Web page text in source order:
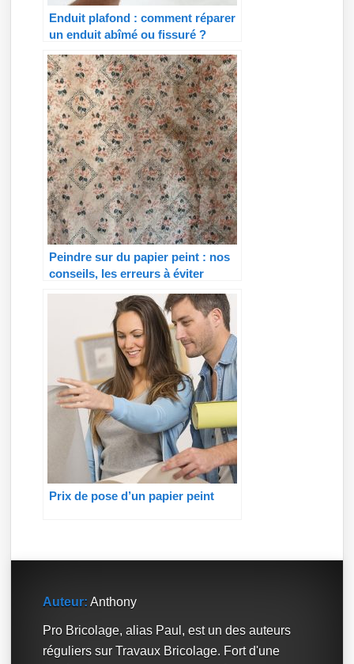
Enduit plafond : comment réparer
un enduit abîmé ou fissuré ?
Peindre sur du papier peint : nos
conseils, les erreurs à éviter
Prix de pose d’un papier peint
Auteur: Anthony
Pro Bricolage, alias Paul, est un des auteurs
réguliers sur Travaux Bricolage. Fort d'une